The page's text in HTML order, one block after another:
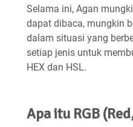
Selama ini, Agan
dapat dibaca, mungkin
dalam situasi yang
setiap jenis untuk
HEX dan HSL.
Apa itu RGB